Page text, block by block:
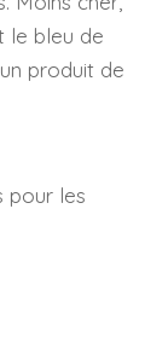
le bleu de
produit de
pour les